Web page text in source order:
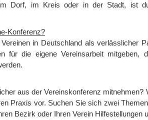
Dorf, im Kreis oder in der Stadt, ist
Konferenz?
in Deutschland als verlässlicher
für die eigene Vereinsarbeit
aus der Vereinskonferenz
Praxis vor. Suchen Sie sich zwei
Bezirk oder Ihren Verein Hilfestellungen